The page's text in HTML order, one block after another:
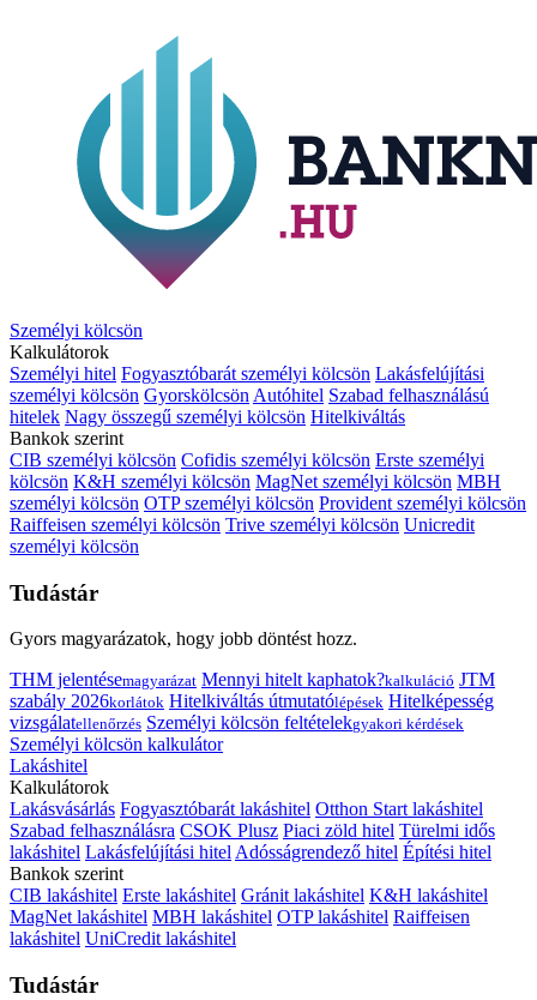
Személyi kölcsön
Kalkulátorok
Személyi hitel Fogyasztóbarát személyi kölcsön Lakásfelújítási
személyi kölcsön Gyorskölcsön Autóhitel Szabad felhasználású
hitelek Nagy összegű személyi kölcsön Hitelkiváltás
Bankok szerint
CIB személyi kölcsön Cofidis személyi kölcsön Erste személyi
kölcsön K&H személyi kölcsön MagNet személyi kölcsön MBH
személyi kölcsön OTP személyi kölcsön Provident személyi kölcsön
Raiffeisen személyi kölcsön Trive személyi kölcsön Unicredit
személyi kölcsön
Tudástár
Gyors magyarázatok, hogy jobb döntést hozz.
THM jelentésemagyarázat Mennyi hitelt kaphatok?kalkuláció JTM
szabály 2026korlátok Hitelkiváltás útmutatólépések Hitelképesség
vizsgálatellenőrzés Személyi kölcsön feltételekgyakori kérdések
Személyi kölcsön kalkulátor
Lakáshitel
Kalkulátorok
Lakásvásárlás Fogyasztóbarát lakáshitel Otthon Start lakáshitel
Szabad felhasználásra CSOK Plusz Piaci zöld hitel Türelmi idős
lakáshitel Lakásfelújítási hitelAdósságrendező hitel Építési hitel
Bankok szerint
CIB lakáshitel Erste lakáshitel Gránit lakáshitel K&H lakáshitel
MagNet lakáshitel MBH lakáshitel OTP lakáshitel Raiffeisen
lakáshitel UniCredit lakáshitel
Tudástár